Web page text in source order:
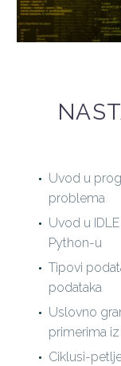
Uvod u
problema
Uvod u
Python-u
Tipovi
podataka
Uslovno
primerima
Ciklusi-